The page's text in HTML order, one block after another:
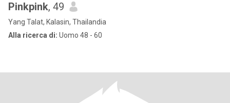
Pinkpink, 49
Yang Talat, Kalasin, Thailandia
Alla ricerca di: Uomo 48 - 60